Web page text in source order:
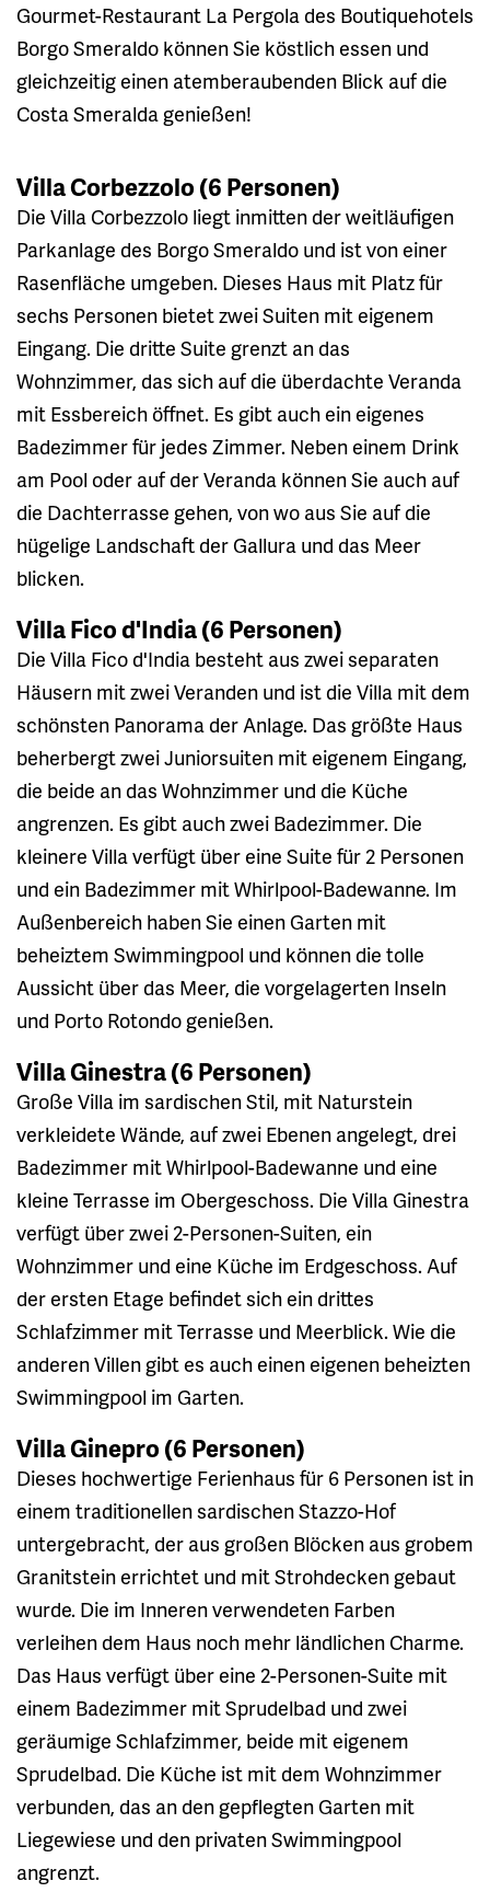
Gourmet-Restaurant La Pergola des Boutiquehotels
Borgo Smeraldo können Sie köstlich essen und
gleichzeitig einen atemberaubenden Blick auf die
Costa Smeralda genießen!
Villa Corbezzolo (6 Personen)
Die Villa Corbezzolo liegt inmitten der weitläufigen
Parkanlage des Borgo Smeraldo und ist von einer
Rasenfläche umgeben. Dieses Haus mit Platz für
sechs Personen bietet zwei Suiten mit eigenem
Eingang. Die dritte Suite grenzt an das
Wohnzimmer, das sich auf die überdachte Veranda
mit Essbereich öffnet. Es gibt auch ein eigenes
Badezimmer für jedes Zimmer. Neben einem Drink
am Pool oder auf der Veranda können Sie auch auf
die Dachterrasse gehen, von wo aus Sie auf die
hügelige Landschaft der Gallura und das Meer
blicken.
Villa Fico d'India (6 Personen)
Die Villa Fico d'India besteht aus zwei separaten
Häusern mit zwei Veranden und ist die Villa mit dem
schönsten Panorama der Anlage. Das größte Haus
beherbergt zwei Juniorsuiten mit eigenem Eingang,
die beide an das Wohnzimmer und die Küche
angrenzen. Es gibt auch zwei Badezimmer. Die
kleinere Villa verfügt über eine Suite für 2 Personen
und ein Badezimmer mit Whirlpool-Badewanne. Im
Außenbereich haben Sie einen Garten mit
beheiztem Swimmingpool und können die tolle
Aussicht über das Meer, die vorgelagerten Inseln
und Porto Rotondo genießen.
Villa Ginestra (6 Personen)
Große Villa im sardischen Stil, mit Naturstein
verkleidete Wände, auf zwei Ebenen angelegt, drei
Badezimmer mit Whirlpool-Badewanne und eine
kleine Terrasse im Obergeschoss. Die Villa Ginestra
verfügt über zwei 2-Personen-Suiten, ein
Wohnzimmer und eine Küche im Erdgeschoss. Auf
der ersten Etage befindet sich ein drittes
Schlafzimmer mit Terrasse und Meerblick. Wie die
anderen Villen gibt es auch einen eigenen beheizten
Swimmingpool im Garten.
Villa Ginepro (6 Personen)
Dieses hochwertige Ferienhaus für 6 Personen ist in
einem traditionellen sardischen Stazzo-Hof
untergebracht, der aus großen Blöcken aus grobem
Granitstein errichtet und mit Strohdecken gebaut
wurde. Die im Inneren verwendeten Farben
verleihen dem Haus noch mehr ländlichen Charme.
Das Haus verfügt über eine 2-Personen-Suite mit
einem Badezimmer mit Sprudelbad und zwei
geräumige Schlafzimmer, beide mit eigenem
Sprudelbad. Die Küche ist mit dem Wohnzimmer
verbunden, das an den gepflegten Garten mit
Liegewiese und den privaten Swimmingpool
angrenzt.